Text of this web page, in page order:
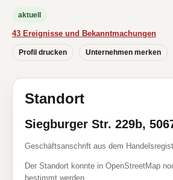
aktuell
43 Ereignisse und Bekanntmachungen
Profil drucken Unternehmen merken
Standort
Siegburger Str. 229b,
Geschäftsanschrift aus dem
Der Standort konnte in OpenStreetMap
bestimmt werden.